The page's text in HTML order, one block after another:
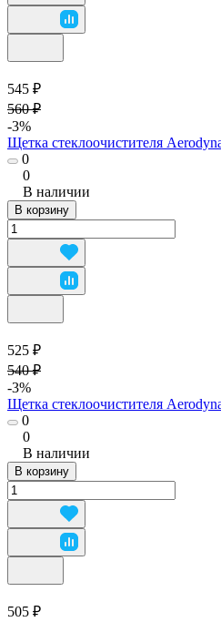
545 ₽
560 ₽
-3%
Щетка стеклоочистителя
0
0
В наличии
В корзину
525 ₽
540 ₽
-3%
Щетка стеклоочистителя
0
0
В наличии
В корзину
505 ₽